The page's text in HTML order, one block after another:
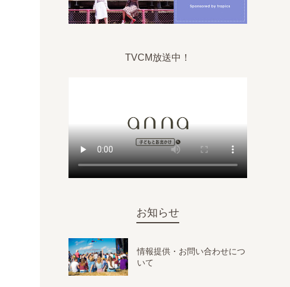
TVCM放送中！
お知らせ
情報提供・お問い合わせにつ
いて